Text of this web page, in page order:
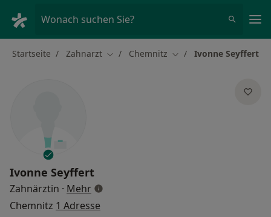
Wonach suchen Sie?
Startseite Zahnarzt Stadt ändern
Chemnitz Stadt ändern
Ivonne Seyffert
Ivonne Seyffert
Zahnärztin · Mehrüber Spezialisierungen
Chemnitz 1 Adresse